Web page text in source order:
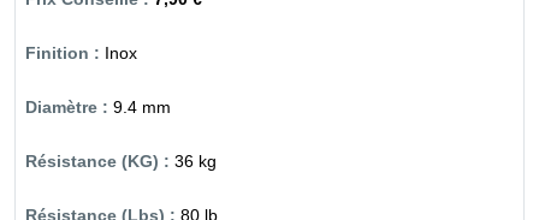
Inox
9.4 mm
36 kg
80 lb